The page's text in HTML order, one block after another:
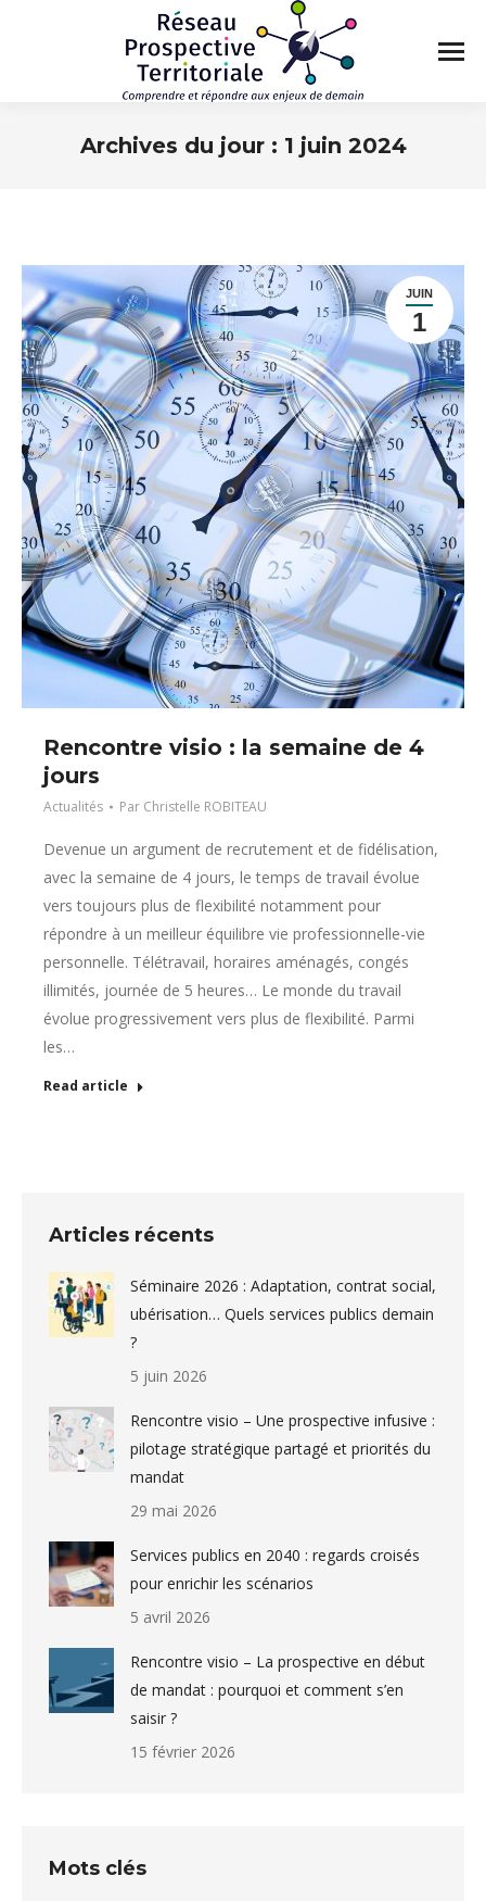
Archives du jour : 1 juin 2024
JUIN
1
Rencontre visio : la semaine de 4
jours
Actualités Par Christelle ROBITEAU
Devenue un argument de recrutement et de fidélisation,
avec la semaine de 4 jours, le temps de travail évolue
vers toujours plus de flexibilité notamment pour
répondre à un meilleur équilibre vie professionnelle-vie
personnelle. Télétravail, horaires aménagés, congés
illimités, journée de 5 heures… Le monde du travail
évolue progressivement vers plus de flexibilité. Parmi
les…
Read article
Articles récents
Séminaire 2026 : Adaptation, contrat social,
ubérisation… Quels services publics demain
?
5 juin 2026
Rencontre visio – Une prospective infusive :
pilotage stratégique partagé et priorités du
mandat
29 mai 2026
Services publics en 2040 : regards croisés
pour enrichir les scénarios
5 avril 2026
Rencontre visio – La prospective en début
de mandat : pourquoi et comment s’en
saisir ?
15 février 2026
Mots clés